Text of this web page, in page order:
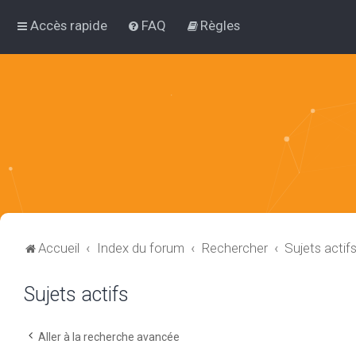
Accès rapide FAQ Règles
Accueil Index du forum Rechercher Sujets
Sujets actifs
Aller à la recherche avancée